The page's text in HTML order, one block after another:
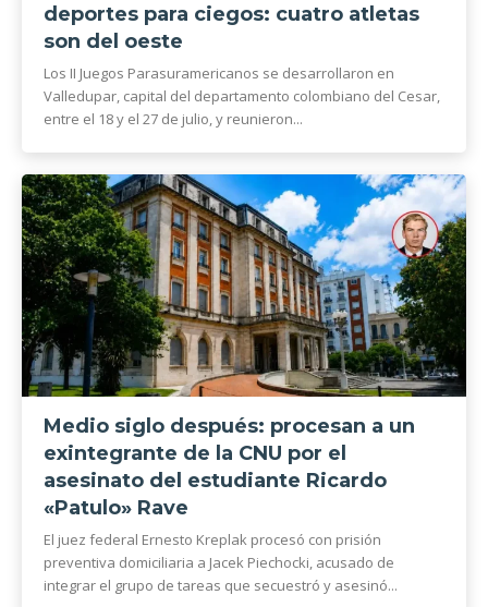
deportes para ciegos: cuatro atletas
son del oeste
Los II Juegos Parasuramericanos se desarrollaron en
Valledupar, capital del departamento colombiano del Cesar,
entre el 18 y el 27 de julio, y reunieron...
Medio siglo después: procesan a un
exintegrante de la CNU por el
asesinato del estudiante Ricardo
«Patulo» Rave
El juez federal Ernesto Kreplak procesó con prisión
preventiva domiciliaria a Jacek Piechocki, acusado de
integrar el grupo de tareas que secuestró y asesinó...